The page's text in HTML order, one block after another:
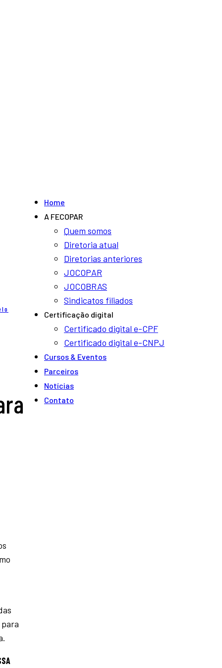
Home
A FECOPAR
Quem somos
Diretoria atual
Diretorias anteriores
JOCOPAR
JOCOBRAS
Sindicatos filiados
Certificação digital
Certificado digital e-CPF
Certificado digital e-CNPJ
Cursos & Eventos
Parceiros
Notí­cias
Contato